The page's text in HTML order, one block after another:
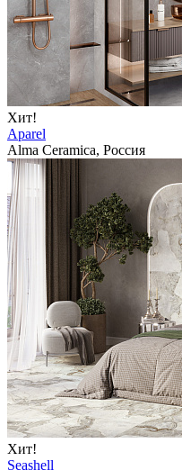
Хит!
Aparel
Alma Ceramica, Россия
Хит!
Seashell